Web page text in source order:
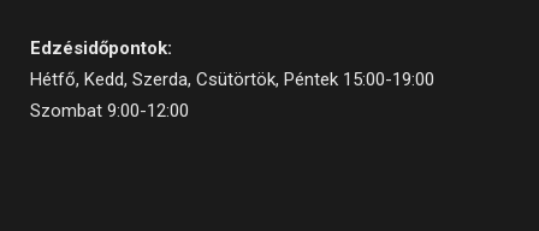
Edzésidőpontok:
Hétfő, Kedd, Szerda, Csütörtök, Péntek 15:00-19:00
Szombat 9:00-12:00